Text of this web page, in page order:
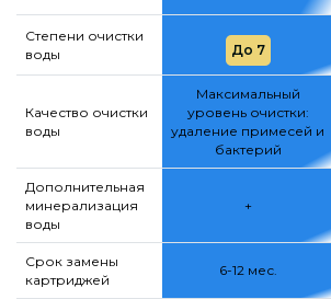
Степени очистки
воды
До 7
Качество очистки
воды
Максимальный
уровень очистки:
удаление примесей и
бактерий
Дополнительная
минерализация
воды
+
Срок замены
картриджей
6-12 мес.